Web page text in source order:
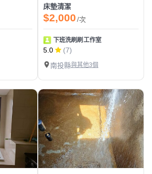
床墊清潔
$2,000/次
下班洗刷刷工作室
5.0
(7)
南投縣與其他3個